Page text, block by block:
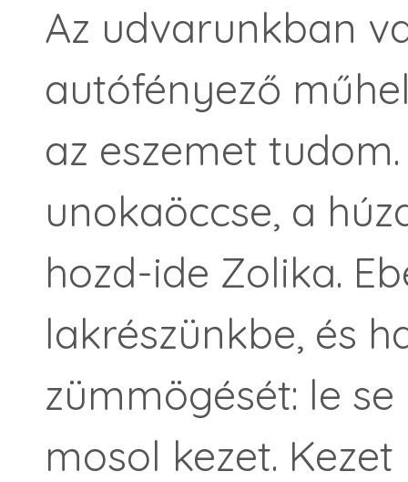
Az udvarunkban
autófényező
az eszemet
unokaöccse, a
hozd-ide Zolika.
lakrészünkbe, és
zümmögését: le
mosol kezet.